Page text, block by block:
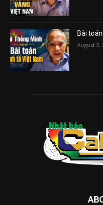
Bài
August 3,